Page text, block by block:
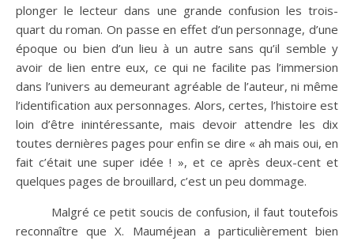
plonger le lecteur dans une grande confusion les trois-
quart du roman. On passe en effet d’un personnage, d’une
époque ou bien d’un lieu à un autre sans qu’il semble y
avoir de lien entre eux, ce qui ne facilite pas l’immersion
dans l’univers au demeurant agréable de l’auteur, ni même
l’identification aux personnages. Alors, certes, l’histoire est
loin d’être inintéressante, mais devoir attendre les dix
toutes dernières pages pour enfin se dire « ah mais oui, en
fait c’était une super idée ! », et ce après deux-cent et
quelques pages de brouillard, c’est un peu dommage.
Malgré ce petit soucis de confusion, il faut toutefois
reconnaître que X. Mauméjean a particulièrement bien